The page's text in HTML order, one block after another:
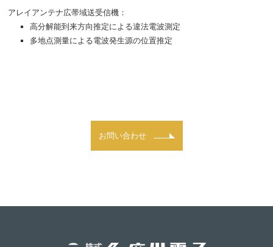
アレイアンテナ広帯域送受信機：
高分解能到来方向推定による違法電波測定
多地点測量による電波発生源の位置推定
お問い合わせ